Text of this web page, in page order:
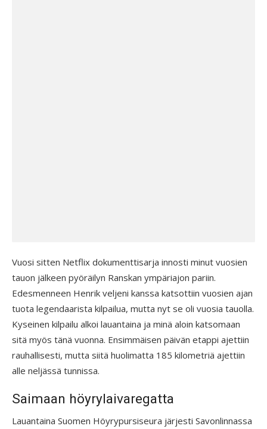
Vuosi sitten Netflix dokumenttisarja innosti minut vuosien
tauon jälkeen pyöräilyn Ranskan ympäriajon pariin.
Edesmenneen Henrik veljeni kanssa katsottiin vuosien ajan
tuota legendaarista kilpailua, mutta nyt se oli vuosia tauolla.
Kyseinen kilpailu alkoi lauantaina ja minä aloin katsomaan
sitä myös tänä vuonna. Ensimmäisen päivän etappi ajettiin
rauhallisesti, mutta siitä huolimatta 185 kilometriä ajettiin
alle neljässä tunnissa.
Saimaan höyrylaivaregatta
Lauantaina Suomen Höyrypursiseura järjesti Savonlinnassa